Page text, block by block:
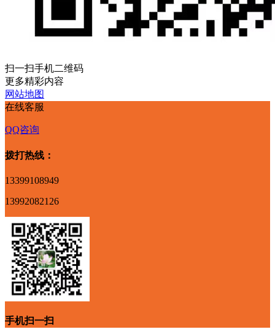
扫一扫手机二维码
更多精彩内容
网站地图
在线客服
QQ咨询
拨打热线：
13399108949
13992082126
手机扫一扫